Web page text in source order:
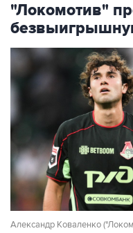
"Локомотив"
Александр Коваленко